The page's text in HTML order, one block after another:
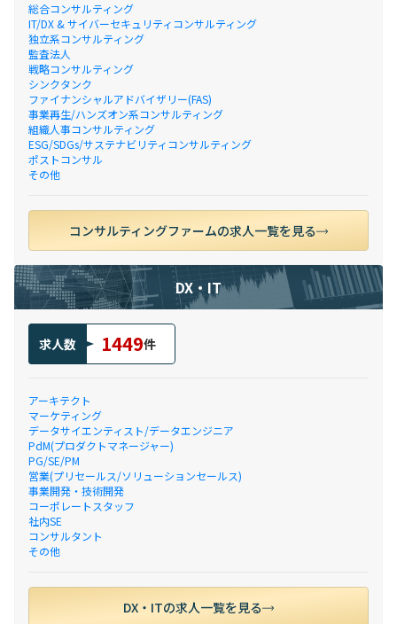
総合コンサルティング
IT/DX & サイバーセキュリティコンサルティング
独立系コンサルティング
監査法人
戦略コンサルティング
シンクタンク
ファイナンシャルアドバイザリー(FAS)
事業再生/ハンズオン系コンサルティング
組織人事コンサルティング
ESG/SDGs/サステナビリティコンサルティング
ポストコンサル
その他
コンサルティングファームの求人一覧を見る
DX・IT
求人数 1449件
アーキテクト
マーケティング
データサイエンティスト/データエンジニア
PdM(プロダクトマネージャー)
PG/SE/PM
営業(プリセールス/ソリューションセールス)
事業開発・技術開発
コーポレートスタッフ
社内SE
コンサルタント
その他
DX・ITの求人一覧を見る